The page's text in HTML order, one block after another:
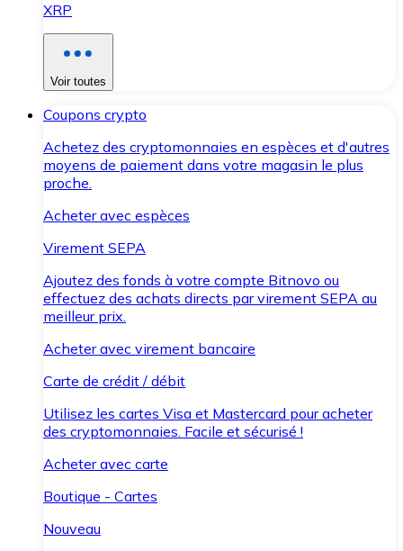
XRP
Voir toutes
Coupons crypto
Achetez des cryptomonnaies en espèces et d'autres
moyens de paiement dans votre magasin le plus
proche.
Acheter avec espèces
Virement SEPA
Ajoutez des fonds à votre compte Bitnovo ou
effectuez des achats directs par virement SEPA au
meilleur prix.
Acheter avec virement bancaire
Carte de crédit / débit
Utilisez les cartes Visa et Mastercard pour acheter
des cryptomonnaies. Facile et sécurisé !
Acheter avec carte
Boutique - Cartes
Nouveau